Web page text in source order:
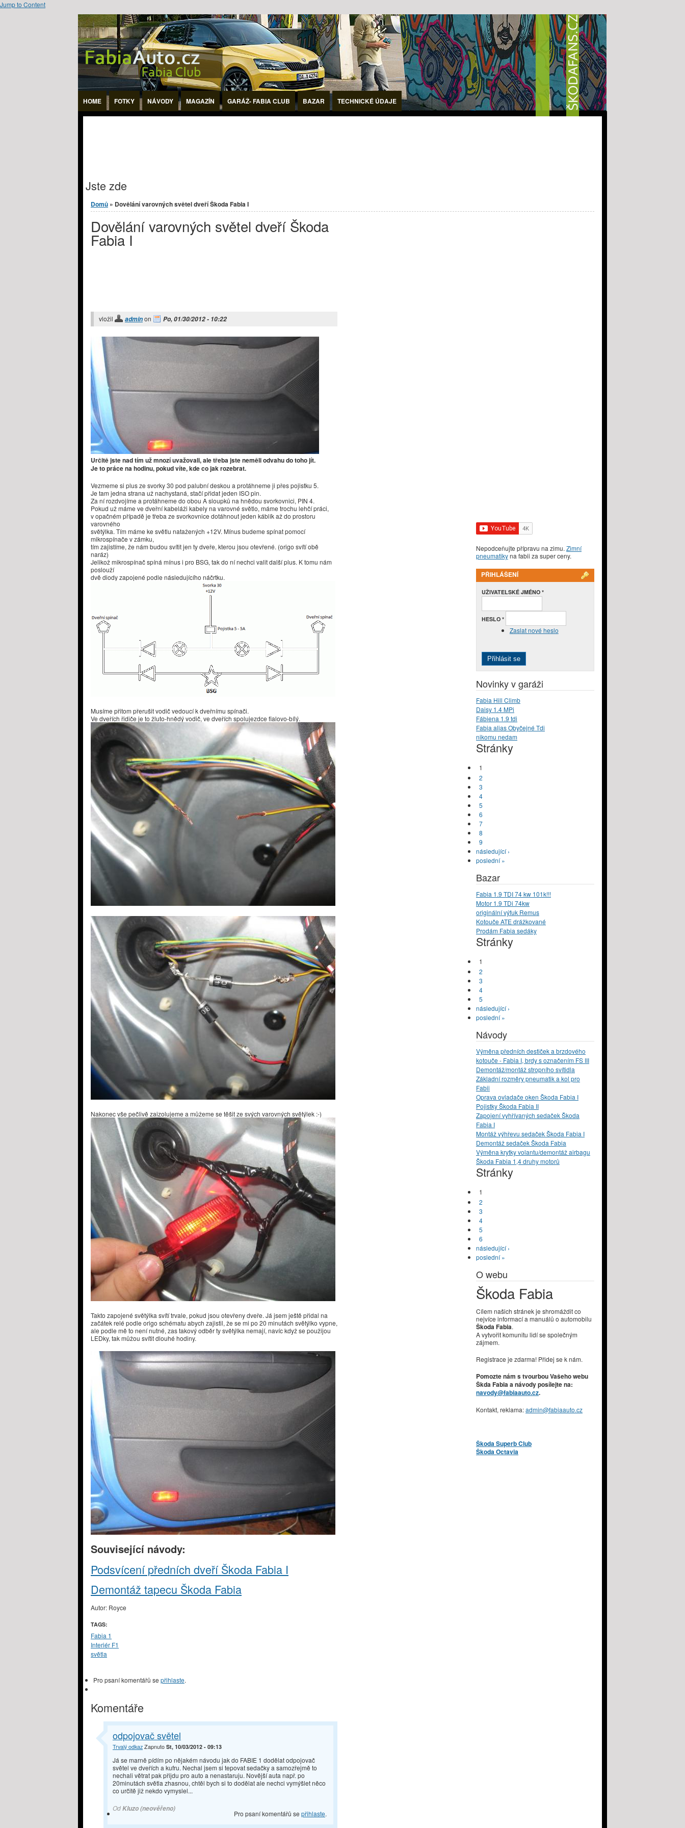
Jump to Content
HOME FOTKY NÁVODY MAGAZÍN GARÁŽ- FABIA CLUB BAZAR TECHNICKÉ ÚDAJE
Jste zde
Domů » Dovělání varovných světel dveří Škoda Fabia I
Dovělání varovných světel dveří Škoda
Fabia I
vložil adminon Po, 01/30/2012 - 10:22
Určitě jste nad tím už mnozí uvažovali, ale třeba jste neměli odvahu do toho jít.
Je to práce na hodinu, pokud víte, kde co jak rozebrat.
Vezmeme si plus ze svorky 30 pod palubní deskou a protáhneme ji přes pojistku 5.
Je tam jedna strana už nachystaná, stačí přidat jeden ISO pin.
Za ní rozdvojíme a protáhneme do obou A sloupků na hnědou svorkovnici, PIN 4.
Pokud už máme ve dveřní kabeláži kabely na varovné světlo, máme trochu lehčí práci,
v opačném případě je třeba ze svorkovnice dotáhnout jeden káblík až do prostoru
varovného
světýlka. Tím máme ke světlu natažených +12V. Mínus budeme spínat pomocí
mikrospínače v zámku,
tím zajistíme, že nám budou svítit jen ty dveře, kterou jsou otevřené. (origo svítí obě
naráz)
Jelikož mikrospínač spíná mínus i pro BSG, tak do ní nechci valit další plus. K tomu nám
poslouží
dvě diody zapojené podle následujícího náčrtku.
Musíme přitom přerušit vodič vedoucí k dveřnímu spínači.
Ve dveřích řidiče je to žluto-hnědý vodič, ve dveřích spolujezdce fialovo-bílý.
Nakonec vše pečlivě zaizolujeme a můžeme se těšit ze svých varovných světýlek :-)
Takto zapojené světýlka svítí trvale, pokud jsou otevřeny dveře. Já jsem ještě přidal na
začátek relé podle origo schématu abych zajistil, že se mi po 20 minutách světýlko vypne,
ale podle mě to není nutné, zas takový odběr ty světýlka nemají, navíc když se použijou
LEDky, tak můžou svítit dlouhé hodiny.
Související návody:
Podsvícení předních dveří Škoda Fabia I
Demontáž tapecu Škoda Fabia
Autor: Royce
TAGS:
Fabia 1
Interiér F1
světla
Pro psaní komentářů se přihlaste.
Komentáře
odpojovač světel
Trvalý odkaz Zapnuto St, 10/03/2012 - 09:13
Já se marně pídím po nějakém návodu jak do FABIE 1 dodělat odpojovač
světel ve dveřích a kufru. Nechal jsem si tepovat sedačky a samozřejmě to
nechali větrat pak přijdu pro auto a nenastaruju. Novější auta např. po
20minutách světla zhasnou, chtěl bych si to dodělat ale nechci vymýšlet něco
co určitě již nekdo vymyslel...
OdKluzo (neověřeno)
Pro psaní komentářů se přihlaste.
Nepodceňujte přípravu na zimu. Zimní
pneumatikyna fabii za super ceny.
PŘIHLÁŠENÍ
UŽIVATELSKÉ JMÉNO *
HESLO *
Zaslat nové heslo
Novinky v garáži
Fabia Hill Climb
Daisy 1.4 MPi
Fábiena 1.9 tdi
Fabia alias Obyčejné Tdi
nikomu nedam
Stránky
1
2
3
4
5
6
7
8
9
následující ›
poslední »
Bazar
Fabia 1.9 TDI 74 kw 101k!!!
Motor 1.9 TDi 74kw
originální výfuk Remus
Kotouče ATE drážkované
Prodám Fabia sedáky
Stránky
1
2
3
4
5
následující ›
poslední »
Návody
Výměna předních destiček a brzdového
kotouče - Fabia I, brdy s označením FS III
Demontáž/montáž stropního svítidla
Základní rozměry pneumatik a kol pro
Fabii
Oprava ovladače oken Škoda Fabia I
Pojistky Škoda Fabia II
Zapojení vyhřívaných sedaček Škoda
Fabia I
Montáž výhřevu sedaček Škoda Fabia I
Demontáž sedaček Škoda Fabia
Výměna krytky volantu/demontáž airbagu
Škoda Fabia 1,4 druhy motorů
Stránky
1
2
3
4
5
6
následující ›
poslední »
O webu
Škoda Fabia
Cílem našich stránek je shromáždit co
nejvíce informací a manuálů o automobilu
Škoda Fabia.
A vytvořit komunitu lidí se společným
zájmem.
Registrace je zdarma! Přidej se k nám.
Pomozte nám s tvourbou Vašeho webu
Škda Fabia a návody posílejte na:
navody@fabiaauto.cz.
Kontakt, reklama:admin@fabiaauto.cz
Škoda Superb Club
Škoda Octavia